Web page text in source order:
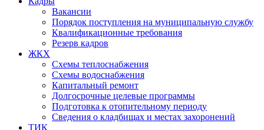
Вакансии
Порядок поступления на муниципальную службу
Квалификационные требования
Резерв кадров
ЖКХ
Схемы теплоснабжения
Схемы водоснабжения
Капитальный ремонт
Долгосрочные целевые программы
Подготовка к отопительному периоду
Сведения о кладбищах и местах захоронений
ТИК